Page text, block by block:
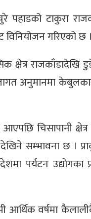
टाकुरा
गरिएको छ ।
क्षेत्र राजकाँडादेखि
अनुमानमा
चिसापानी
सम्भावना छ ।
पर्यटन
वर्षमा कैलालीकै